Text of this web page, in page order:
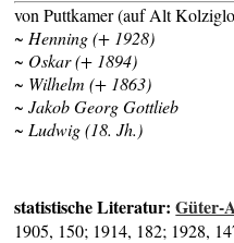
von Puttkamer (auf Alt
~ Henning (+ 1928)
~ Oskar (+ 1894)
~ Wilhelm (+ 1863)
~ Jakob Georg Gottlieb
~ Ludwig (18. Jh.)
statistische Literatur:Güter-
1905, 150; 1914, 182; 1928,